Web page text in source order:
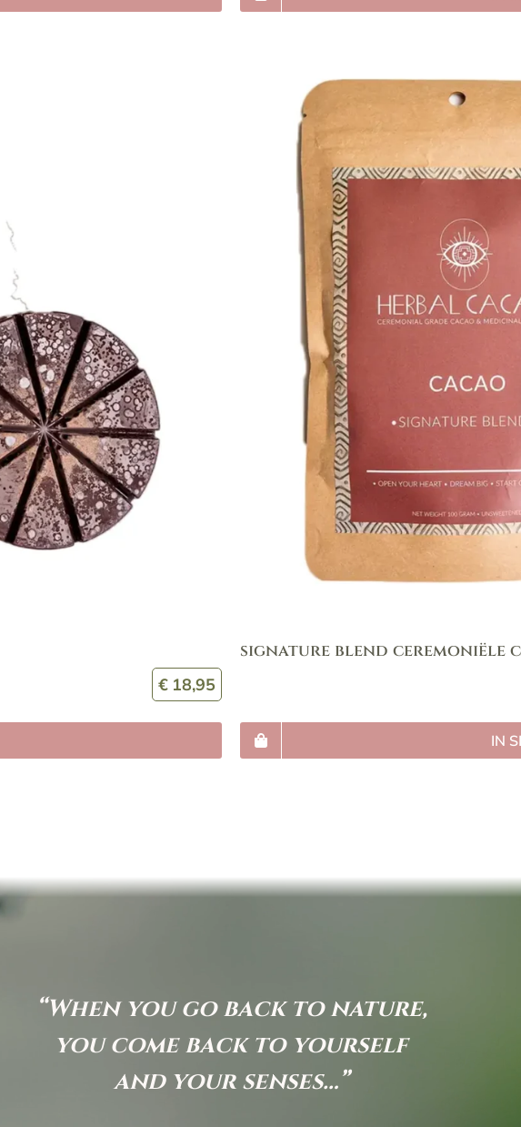
€ 18,95
signature blend ceremoniële
IN
“When you go back to nature,
you come back to yourself
and your senses…”